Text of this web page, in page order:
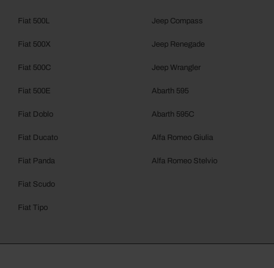
Fiat 500L
Fiat 500X
Fiat 500C
Fiat 500E
Fiat Doblo
Fiat Ducato
Fiat Panda
Fiat Scudo
Fiat Tipo
Jeep Compass
Jeep Renegade
Jeep Wrangler
Abarth 595
Abarth 595C
Alfa Romeo Giulia
Alfa Romeo Stelvio